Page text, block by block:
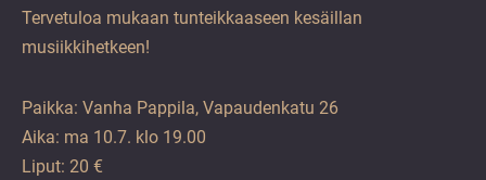
Tervetuloa mukaan tunteikkaaseen kesäillan
musiikkihetkeen!
Paikka: Vanha Pappila, Vapaudenkatu 26
Aika: ma 10.7. klo 19.00
Liput: 20 €